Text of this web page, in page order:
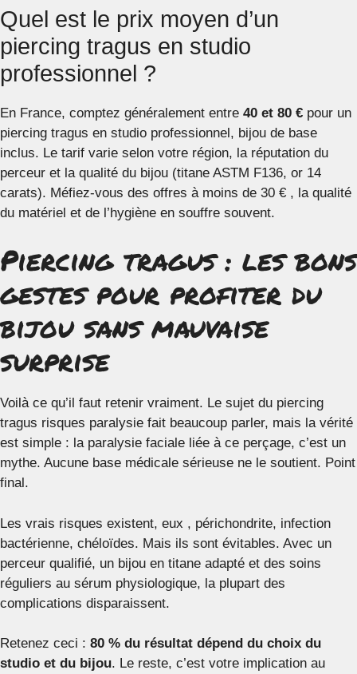
Quel est le prix moyen d’un
piercing tragus en studio
professionnel ?
En France, comptez généralement entre 40 et 80 € pour un
piercing tragus en studio professionnel, bijou de base
inclus. Le tarif varie selon votre région, la réputation du
perceur et la qualité du bijou (titane ASTM F136, or 14
carats). Méfiez-vous des offres à moins de 30 € , la qualité
du matériel et de l’hygiène en souffre souvent.
Piercing tragus : les bons
gestes pour profiter du
bijou sans mauvaise
surprise
Voilà ce qu’il faut retenir vraiment. Le sujet du piercing
tragus risques paralysie fait beaucoup parler, mais la vérité
est simple : la paralysie faciale liée à ce perçage, c’est un
mythe. Aucune base médicale sérieuse ne le soutient. Point
final.
Les vrais risques existent, eux , périchondrite, infection
bactérienne, chéloïdes. Mais ils sont évitables. Avec un
perceur qualifié, un bijou en titane adapté et des soins
réguliers au sérum physiologique, la plupart des
complications disparaissent.
Retenez ceci : 80 % du résultat dépend du choix du
studio et du bijou. Le reste, c’est votre implication au